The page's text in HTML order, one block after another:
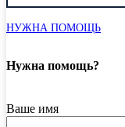
НУЖНА ПОМОЩЬ
Нужна помощь?
Ваше имя